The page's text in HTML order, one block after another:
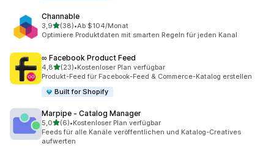
Channable
3,9von 5 Sternen
(38)
38 Rezensionen insgesamt
•Ab $104/Monat
Optimiere Produktdaten mit smarten Regeln für jeden Kanal
∞ Facebook Product Feed
4,8von 5 Sternen
(23)
23 Rezensionen insgesamt
•Kostenloser Plan verfügbar
Produkt-Feed für Facebook-Feed & Commerce-Katalog erstellen
Built for Shopify
Marpipe ‑ Catalog Manager
5,0von 5 Sternen
(6)
6 Rezensionen insgesamt
•Kostenloser Plan verfügbar
Feeds für alle Kanäle veröffentlichen und Katalog-Creatives
aufwerten